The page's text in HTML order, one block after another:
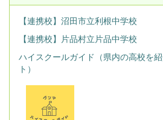
【連携校】沼田市立利根中学校
【連携校】片品村立片品中学校
ハイスクールガイド（県内の高校を
ト）